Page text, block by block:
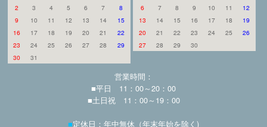
2
3 4 5 6 7
8
9
10 11 12 13 14
15
16
17 18 19 20 21
22
23
24 25 26 27 28
29
30
31
6
7 8 9 10 11
12
13
14 15 16 17 18
19
20
21 22 23 24 25
26
27
28 29 30
営業時間：
■平日 11：00～20：00
■土日祝 11：00～19：00
■定休日：年中無休（年末年始を除く)